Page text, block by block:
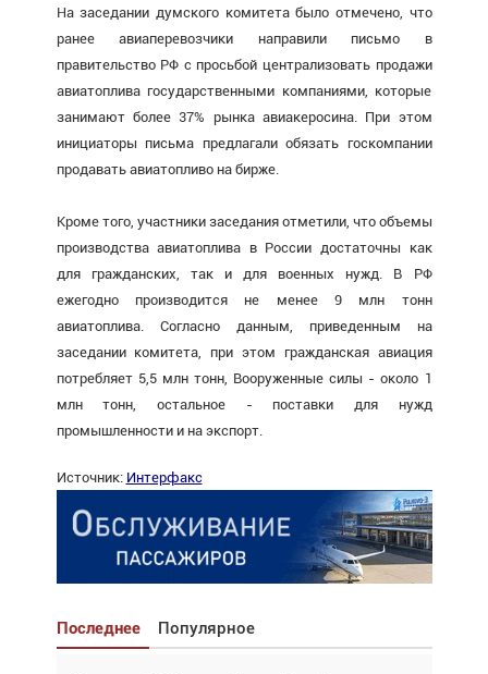
На заседании думского комитета было отмечено, что
ранее авиаперевозчики направили письмо в
правительство РФ с просьбой централизовать продажи
авиатоплива государственными компаниями, которые
занимают более 37% рынка авиакеросина. При этом
инициаторы письма предлагали обязать госкомпании
продавать авиатопливо на бирже.
Кроме того, участники заседания отметили, что объемы
производства авиатоплива в России достаточны как
для гражданских, так и для военных нужд. В РФ
ежегодно производится не менее 9 млн тонн
авиатоплива. Согласно данным, приведенным на
заседании комитета, при этом гражданская авиация
потребляет 5,5 млн тонн, Вооруженные силы - около 1
млн тонн, остальное - поставки для нужд
промышленности и на экспорт.
Источник: Интерфакс
Последнее Популярное